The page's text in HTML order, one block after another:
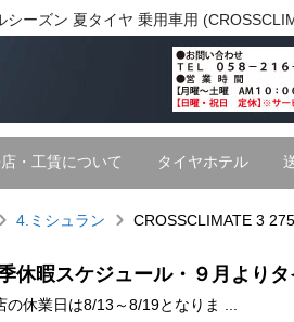
ーズン 夏タイヤ 乗用車用
・工賃について タイヤホテル
4.ミシュラン CROSSCLIMATE 3
休暇スケジュール・９月より
の休業日は8/13～8/19となりま ...